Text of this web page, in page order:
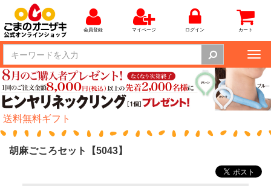
会員登録 マイページ ログイン カート
送料無料ギフト
胡麻ごころセット【5043】